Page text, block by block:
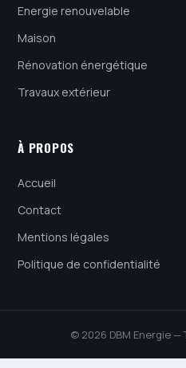
Energie renouvelable
Maison
Rénovation énergétique
Travaux extérieur
À PROPOS
Accueil
Contact
Mentions légales
Politique de confidentialité
© 2026 DBM Energie